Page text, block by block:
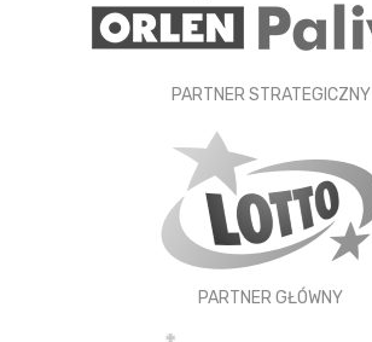
PARTNER STRATEGICZNY
PARTNER GŁÓWNY